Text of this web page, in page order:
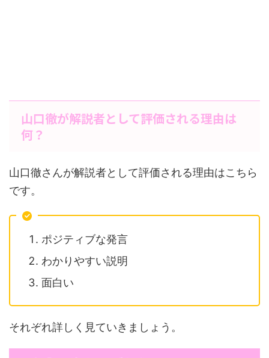
山口徹が解説者として評価される理由は
何？
山口徹さんが解説者として評価される理由はこちら
です。
ポジティブな発言
わかりやすい説明
面白い
それぞれ詳しく見ていきましょう。